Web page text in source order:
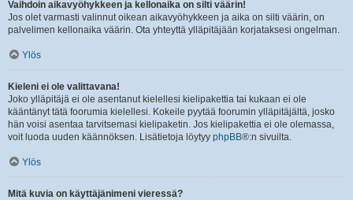
Vaihdoin aikavyöhykkeen ja kellonaika on silti väärin!
Jos olet varmasti valinnut oikean aikavyöhykkeen ja aika on silti väärin, on
palvelimen kellonaika väärin. Ota yhteyttä ylläpitäjään korjataksesi ongelman.
Ylös
Kieleni ei ole valittavana!
Joko ylläpitäjä ei ole asentanut kielellesi kielipakettia tai kukaan ei ole
kääntänyt tätä foorumia kielellesi. Kokeile pyytää foorumin ylläpitäjältä, josko
hän voisi asentaa tarvitsemasi kielipaketin. Jos kielipakettia ei ole olemassa,
voit luoda uuden käännöksen. Lisätietoja löytyy phpBB®:n sivuilta.
Ylös
Mitä kuvia on käyttäjänimeni vieressä?